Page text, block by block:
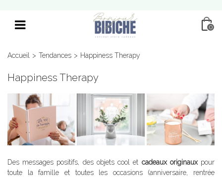
0
Accueil > Tendances > Happiness Therapy
Happiness Therapy
Des messages positifs, des objets cool et cadeaux originauxpour
toute la famille et toutes les occasions (anniversaire, rentrée